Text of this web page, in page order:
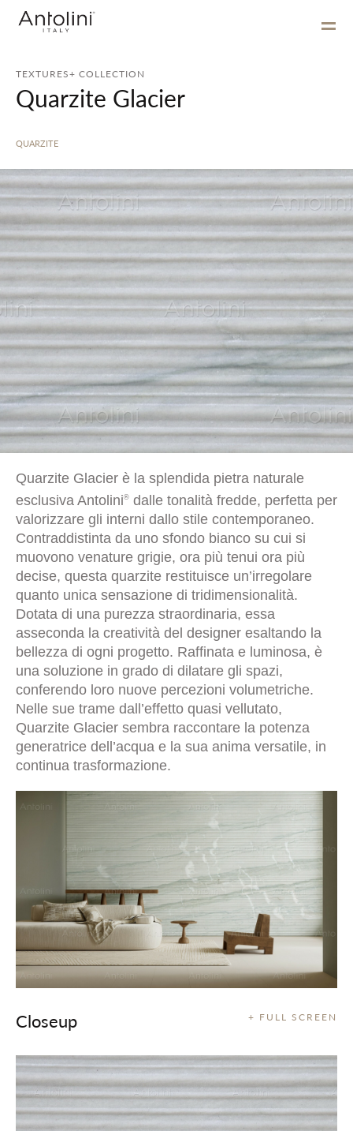
TEXTURES+ COLLECTION
Quarzite Glacier
QUARZITE
Quarzite Glacier è la splendida pietra naturale
esclusiva Antolini® dalle tonalità fredde, perfetta per
valorizzare gli interni dallo stile contemporaneo.
Contraddistinta da uno sfondo bianco su cui si
muovono venature grigie, ora più tenui ora più
decise, questa quarzite restituisce un’irregolare
quanto unica sensazione di tridimensionalità.
Dotata di una purezza straordinaria, essa
asseconda la creatività del designer esaltando la
bellezza di ogni progetto. Raffinata e luminosa, è
una soluzione in grado di dilatare gli spazi,
conferendo loro nuove percezioni volumetriche.
Nelle sue trame dall’effetto quasi vellutato,
Quarzite Glacier sembra raccontare la potenza
generatrice dell’acqua e la sua anima versatile, in
continua trasformazione.
+ FULL SCREEN
Closeup